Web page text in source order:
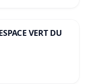
VERT DU